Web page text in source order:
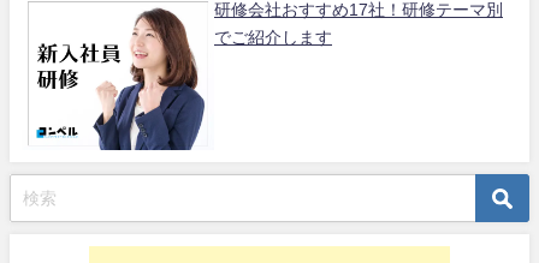
研修会社おすすめ17社！研修テーマ別
でご紹介します